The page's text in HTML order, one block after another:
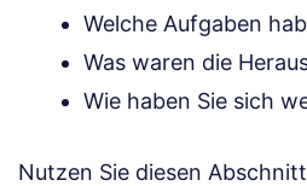
Welche Aufgaben
Was waren die
Wie haben Sie sich
Nutzen Sie diesen